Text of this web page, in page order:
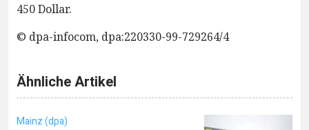
450 Dollar.
© dpa-infocom, dpa:220330-99-729264/4
Ähnliche Artikel
Mainz (dpa)